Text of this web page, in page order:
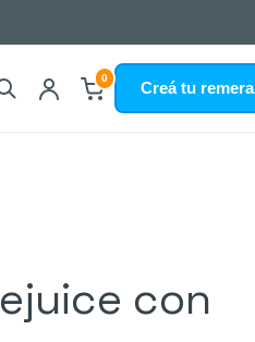
0
Creá tu remera
con